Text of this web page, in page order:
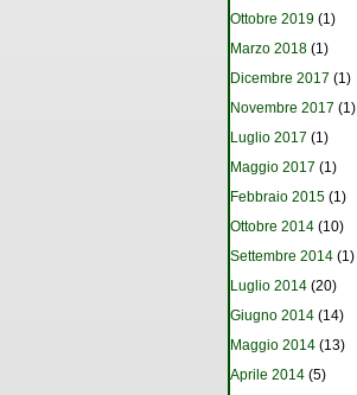
Ottobre 2019 (1)
Marzo 2018 (1)
Dicembre 2017 (1)
Novembre 2017 (1)
Luglio 2017 (1)
Maggio 2017 (1)
Febbraio 2015 (1)
Ottobre 2014 (10)
Settembre 2014 (1)
Luglio 2014 (20)
Giugno 2014 (14)
Maggio 2014 (13)
Aprile 2014 (5)